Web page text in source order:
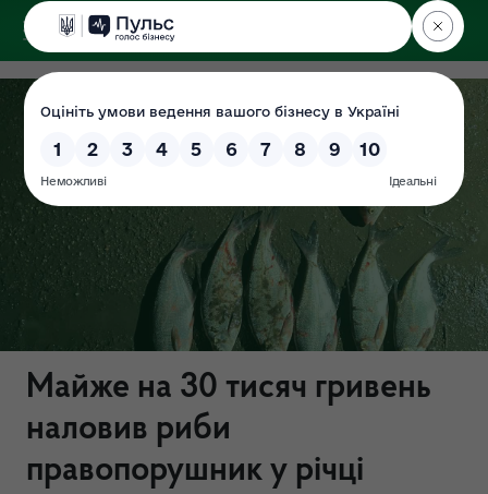
ДЕРЖЕКОІНСПЕКЦІЯ
Центрального округу
Майже на 30 тисяч гривень
наловив риби
правопорушник у річці